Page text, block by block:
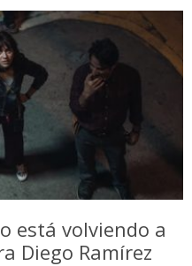
está volviendo a
Diego Ramírez